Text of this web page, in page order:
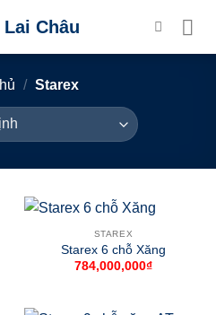
Châu
/ Starex
STAREX
Starex 6 chỗ Xăng
784,000,000₫